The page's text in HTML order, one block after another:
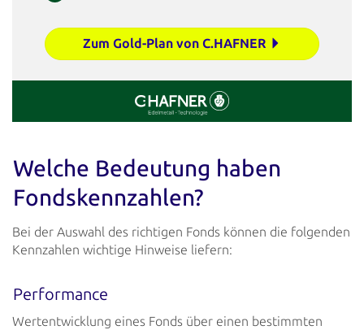
Zum Gold-Plan von C.HAFNER
Welche Bedeutung haben
Fondskennzahlen?
Bei der Auswahl des richtigen Fonds können die folgenden
Kennzahlen wichtige Hinweise liefern:
Performance
Wertentwicklung eines Fonds über einen bestimmten